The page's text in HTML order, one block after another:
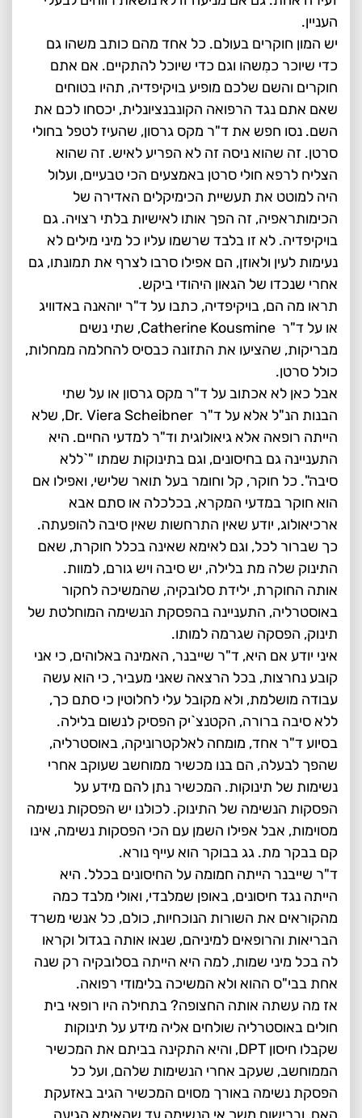
העניין.
יש המון חוקרים בעולם. כל אחד מהם כותב משהו גם
כדי שיוכר כמִשהו וגם כדי שיוכל להתקיים. אם אתם
חוקרים והשם שלכם מופיע בויקיפדיה, תהיו בטוחים
שאם אתם נגד הרפואה הקונבנציונלית, יכסחו לכם את
השם. נסו חפש את ד"ר מקס גרסון, שהעיז לטפל בחולי
סרטן. זה שהוא ניסה זה לא הפריע לאיש. זה שהוא
הצליח לרפא חולי סרטן באמצעים הכי טבעיים, ועלול
היה למוטט את תעשיית הכימיקלים האדירה של
הכימותראפיה, זה הפך אותו לאישיות בלתי רצויה. גם
בויקיפדיה. לא זו בלבד שרשמו עליו כל מיני מילים לא
נעימות לעין ולאוזן, הם אפילו סרבו לצרף את תמונתו, גם
אחרי שנכדו של הגאון היהודי ביקש.
תראו מה הם, בויקיפדיה, כתבו על ד"ר יוהאנה באדוויג
או על ד"ר Catherine Kousmine, שתי נשים
מבריקות, שהציעו את התזונה כבסיס להחלמה ממחלות,
כולל סרטן.
אבל כאן לא אכתוב על ד"ר מקס גרסון או על שתי
הבנות הנ"ל אלא על ד"ר Dr. Viera Scheibner, שלא
הייתה רופאה אלא גיאולוגית וד"ר למדעי החיים. היא
התעניינה גם בחיסונים, וגם בתינוקות שמתו "`ללא
סיבה". כל חוקר, קל וחומר בעל תואר שלישי, ואפילו אם
הוא חוקר במדעי המקרא, בכלכלה או סתם אבא
ארכיאולוג, יודע שאין התרחשות שאין סיבה להופעתה.
כך שברור לכל, וגם לאימא שאינה בכלל חוקרת, שאם
התינוק שלה מת בלילה, יש סיבה ויש גורם, למוות.
אותה החוקרת, ילידת סלובקיה, שהמשיכה לחקור
באוסטרליה, התעניינה בהפסקת הנשימה המוחלטת של
תינוק, הפסקה שגרמה למותו.
איני יודע אם היא, ד"ר שייבנר, האמינה באלוהים, כי אני
קובע נחרצות, בכל הרצאה שאני מעביר, כי הוא עשה
עבודה מושלמת, ולא מקובל עלי לחלוטין כי סתם כך,
ללא סיבה ברורה, הקטנצ`יק הפסיק לנשום בלילה.
בסיוע ד"ר אחד, מומחה לאלקטרוניקה, באוסטרליה,
שהפך לבעלה, הם בנו מכשיר ממוחשב שעוקב אחרי
נשימות של תינוקות. המכשיר נתן להם מידע על
הפסקות הנשימה של התינוק. לכולנו יש הפסקות נשימה
מסוימות, אבל אפילו השמן עם הכי הפסקות נשימה, אינו
קם בבקר מת. גג בבוקר הוא עייף נורא.
ד"ר שייבנר הייתה חמומה על החיסונים בכלל. היא
הייתה נגד חיסונים, באופן שמלבדי, ואולי מלבד כמה
מהקוראים את השורות הנוכחיות, כולם, כל אנשי משרד
הבריאות והרופאים למיניהם, שנאו אותה בגדול וקראו
לה בכל מיני שמות, למה היא הייתה בסלובקיה רק שנה
אחת בבי"ס ההוא ולא המשיכה בלימודי רפואה.
אז מה עשתה אותה החצופה? בתחילה היו רופאי בית
חולים באוסטרליה שולחים אליה מידע על תינוקות
שקבלו חיסון DPT, והיא התקינה בביתם את המכשיר
הממוחשב, שעקב אחרי הנשימות שלהם, ועל כל
הפסקת נשימה באורך מסוים המכשיר הגיב באזעקת